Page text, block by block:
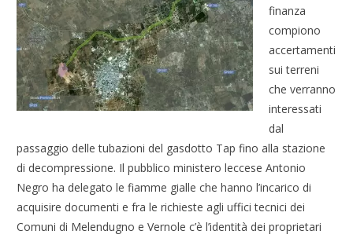
finanza
compiono
accertamenti
sui terreni
che verranno
interessati
dal
passaggio delle tubazioni del gasdotto Tap fino alla stazione
di decompressione. Il pubblico ministero leccese Antonio
Negro ha delegato le fiamme gialle che hanno l’incarico di
acquisire documenti e fra le richieste agli uffici tecnici dei
Comuni di Melendugno e Vernole c’è l’identità dei proprietari